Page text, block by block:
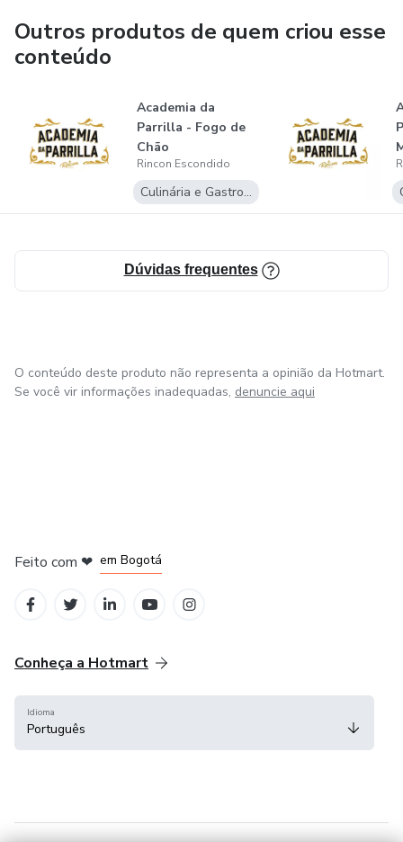
Outros produtos de quem criou esse
conteúdo
Academia da
Parrilla - Fogo de
Chão
Rincon Escondido
Culinária e Gastronomia
Dúvidas frequentes
O conteúdo deste produto não representa a opinião da Hotmart.
Se você vir informações inadequadas, denuncie aqui
Feito com ❤ em Bogotá
Conheça a Hotmart
Idioma
Português